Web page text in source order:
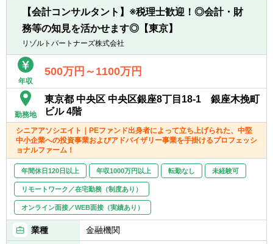
可能
- 書籍購入支援や研修参加等、キャリアアッ
プ・自己研鑽機会も豊富
■投資業務やマネジメントキャリアへのチャ
レンジ
- 手を上げれば投資業務へもチャレンジ可能
することも可能
- 個人の裁量が大きい環境での業務が可能
- 立場や役職関係なく意見交換ができ、か
つ、それが実行されやすい風通しのよい職場
■成果に見合った報酬体系
- 成果が報酬に反映される透明性の高い報酬
制度（詳細は面談時に説明）
■内部統制・ガバナンス構築支援
■CFO/管理部長代行支援
■税務業務
※興味があれば、グループ会社にて税務業務
に従事いただくことも可能
※ご希望に応じて、投資業務とアドバイザリ
【投資業務】
■投資案件のソーシング、提案資料の作成、
ビジネス・財務分析、バリュエーション、投
資採算分析、DD対応、契約交渉、投資先の経
営支援など、投資業務全般に一気通貫で幅広
く関与いただきます
■投資対象は主に売上数億円～数十億円の中
堅・中小企業となります
【ポジションの魅力】
【会計コンサルタント】※税理士歓迎！◎会計・財
務等の知見を活かせます◎【東京】
リゾルトパートナーズ株式会社
年収
500万円～1100万円
勤務地
東京都 中央区 中央区銀座8丁目18-1 銀座木挽町
ビル 4階
シニアアソシエイト｜PEファンド出身者によって立ち上げられた、中堅
中小企業への投資事業およびアドバイザリー事業を手掛けるプロフェッシ
ョナルファーム！
年間休日120日以上 年収1000万円以上 転勤なし 未経験可
リモートワーク／在宅勤務（制度あり）
オンライン面接／WEB面接（実績あり）
業種 金融機関